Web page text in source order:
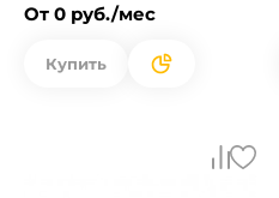
От 0 руб./мес
Купить